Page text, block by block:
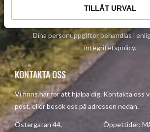
TILLÅT URVAL
PRENUMERERA
Dina personuppgifter behandlas i
integritetspolicy.
KONTAKTA OSS
Vi finns här för att hjälpa dig. Kontakta oss
post, eller besök oss på adressen nedan.
Östergatan 44, Öppettider: